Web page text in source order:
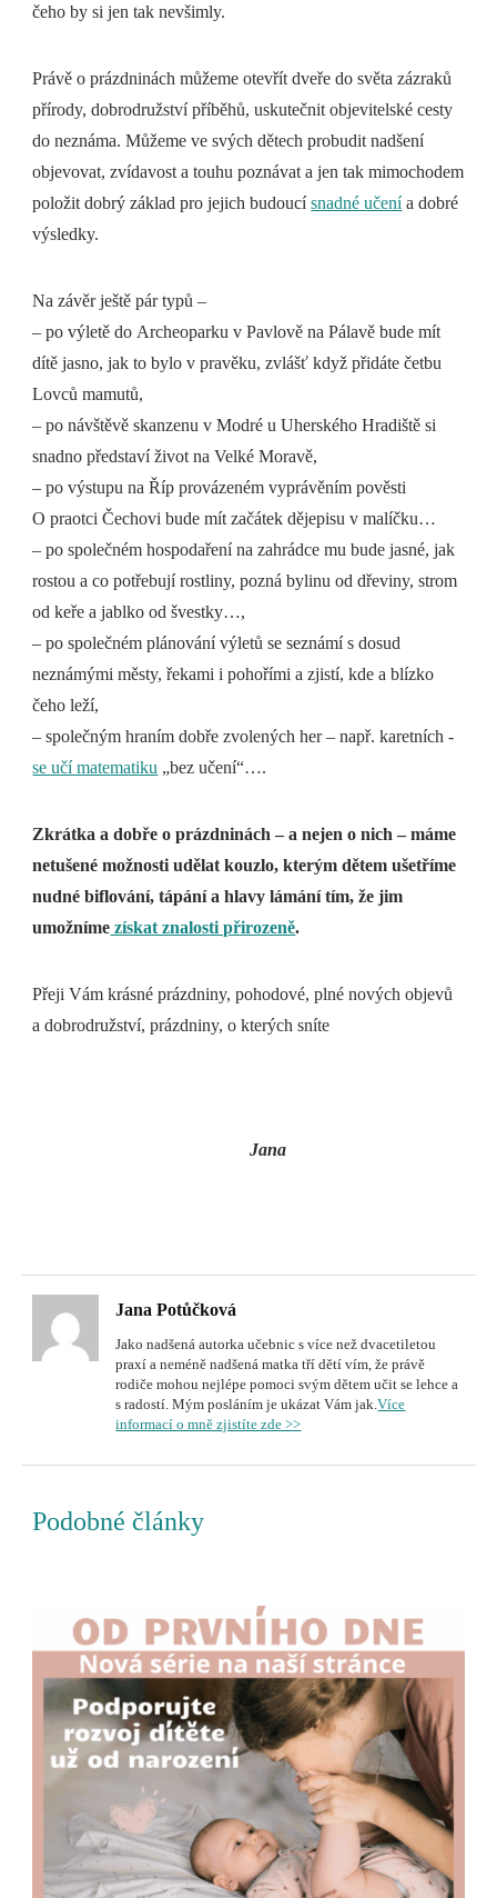
čeho by si jen tak nevšimly.
Právě o prázdninách můžeme otevřít dveře do světa zázraků
přírody, dobrodružství příběhů, uskutečnit objevitelské cesty
do neznáma. Můžeme ve svých dětech probudit nadšení
objevovat, zvídavost a touhu poznávat a jen tak mimochodem
položit dobrý základ pro jejich budoucísnadné učenía dobré
výsledky.
Na závěr ještě pár typů –
– po výletě do Archeoparku v Pavlově na Pálavě bude mít
dítě jasno, jak to bylo v pravěku, zvlášť když přidáte četbu
Lovců mamutů,
– po návštěvě skanzenu v Modré u Uherského Hradiště si
snadno představí život na Velké Moravě,
– po výstupu na Říp provázeném vyprávěním pověsti
O praotci Čechovi bude mít začátek dějepisu v malíčku…
– po společném hospodaření na zahrádce mu bude jasné, jak
rostou a co potřebují rostliny, pozná bylinu od dřeviny, strom
od keře a jablko od švestky…,
– po společném plánování výletů se seznámí s dosud
neznámými městy, řekami i pohořími a zjistí, kde a blízko
čeho leží,
– společným hraním dobře zvolených her – např. karetních -
se učí matematiku „bez učení“….
Zkrátka a dobře o prázdninách – a nejen o nich – máme
netušené možnosti udělat kouzlo, kterým dětem ušetříme
nudné biflování, tápání a hlavy lámání tím, že jim
umožníme získat znalosti přirozeně.
Přeji Vám krásné prázdniny, pohodové, plné nových objevů
a dobrodružství, prázdniny, o kterých sníte
Jana
Jana Potůčková
Jako nadšená autorka učebnic s více než dvacetiletou
praxí a neméně nadšená matka tří dětí vím, že právě
rodiče mohou nejlépe pomoci svým dětem učit se lehce a
s radostí. Mým posláním je ukázat Vám jak.Více
informací o mně zjistíte zde >>
Podobné články